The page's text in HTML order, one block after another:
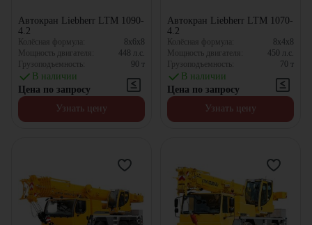
Автокран Liebherr LTM 1090-
4.2
Колёсная формула:
8x6x8
Мощность двигателя:
448 л.с.
Грузоподъемность:
90 т
В наличии
Цена по запросу
Узнать цену
Автокран Liebherr LTM 1070-
4.2
Колёсная формула:
8x4x8
Мощность двигателя:
450 л.с.
Грузоподъемность:
70 т
В наличии
Цена по запросу
Узнать цену